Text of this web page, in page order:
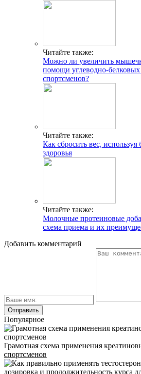
Читайте также:
Можно ли увеличить
помощи углеводно-белковых
спортсменов?
Читайте также:
Как сбросить вес, используя
здоровья
Читайте также:
Молочные протеиновые
схема приема и их
Добавить комментарий
Популярное
Грамотная схема применения
спортсменов
ГДЕ ПРОХОДЯТ
Г. МОСКВА, М. КРЫЛАТСКОЕ,
УЛ. КРЫЛАТСКАЯ